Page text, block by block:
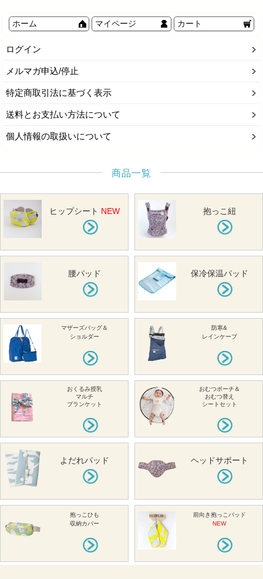
ホーム マイページ カート
ログイン
メルマガ申込/停止
特定商取引法に基づく表示
送料とお支払い方法について
個人情報の取扱いについて
商品一覧
ヒップシート NEW 抱っこ紐
腰パッド 保冷保温パッド
マザーズバッグ＆
ショルダー
防寒&
レインケープ
おくるみ授乳
マルチ
ブランケット
おむつポーチ＆
おむつ替え
シートセット
よだれパッド ヘッドサポート
抱っこひも
収納カバー
前向き抱っこパッド
NEW